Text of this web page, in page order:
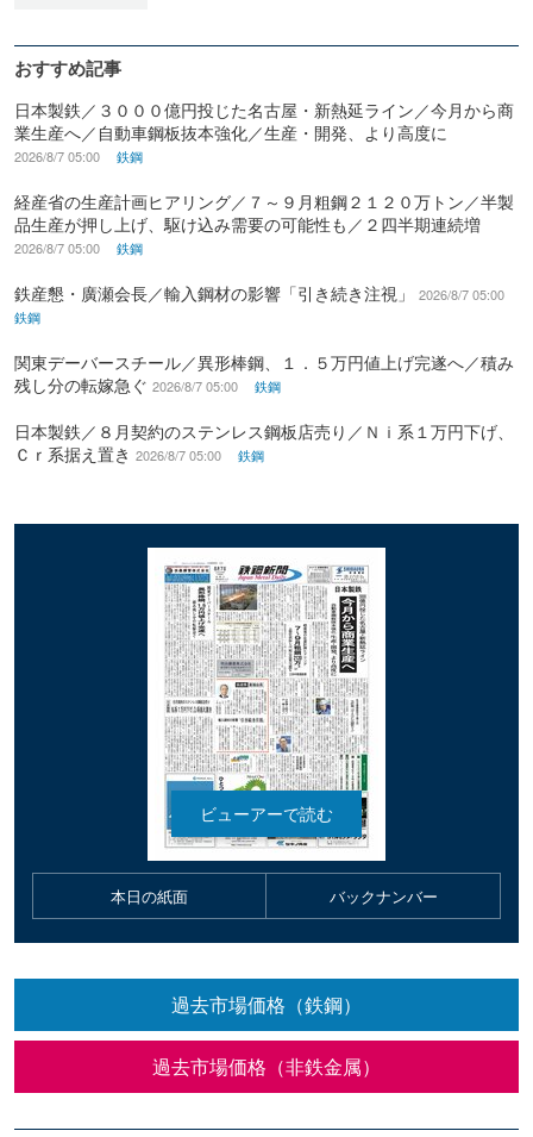
おすすめ記事
日本製鉄／３０００億円投じた名古屋・新熱延ライン／今月から商
業生産へ／自動車鋼板抜本強化／生産・開発、より高度に
2026/8/7 05:00 鉄鋼
経産省の生産計画ヒアリング／７～９月粗鋼２１２０万トン／半製
品生産が押し上げ、駆け込み需要の可能性も／２四半期連続増
2026/8/7 05:00 鉄鋼
鉄産懇・廣瀬会長／輸入鋼材の影響「引き続き注視」
2026/8/7 05:00
鉄鋼
関東デーバースチール／異形棒鋼、１．５万円値上げ完遂へ／積み
残し分の転嫁急ぐ 2026/8/7 05:00 鉄鋼
日本製鉄／８月契約のステンレス鋼板店売り／Ｎｉ系１万円下げ、
Ｃｒ系据え置き 2026/8/7 05:00 鉄鋼
本日の紙面 バックナンバー
過去市場価格（鉄鋼）
過去市場価格（非鉄金属）